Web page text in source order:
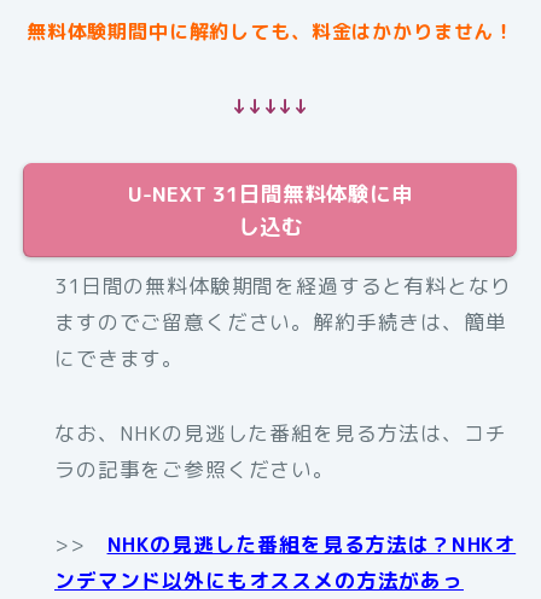
無料体験期間中に解約しても、料金はかかりません！
↓↓↓↓↓
U-NEXT 31日間無料体験に申
し込む
31日間の無料体験期間を経過すると有料となり
ますのでご留意ください。解約手続きは、簡単
にできます。
なお、NHKの見逃した番組を見る方法は、コチ
ラの記事をご参照ください。
>> NHKの見逃した番組を見る方法は？NHKオ
ンデマンド以外にもオススメの方法があっ